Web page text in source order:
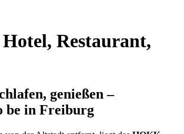
Restaurant,
genießen –
be in Freiburg